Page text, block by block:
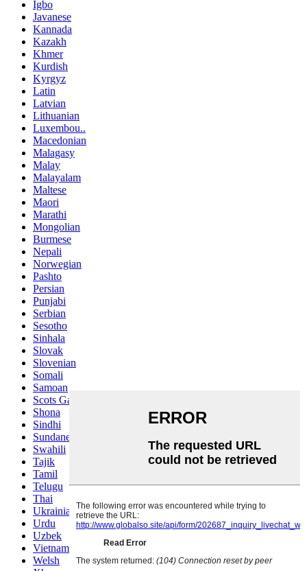
Igbo
Javanese
Kannada
Kazakh
Khmer
Kurdish
Kyrgyz
Latin
Latvian
Lithuanian
Luxembou..
Macedonian
Malagasy
Malay
Malayalam
Maltese
Maori
Marathi
Mongolian
Burmese
Nepali
Norwegian
Pashto
Persian
Punjabi
Serbian
Sesotho
Sinhala
Slovak
Slovenian
Somali
Samoan
Scots Gaelic
Shona
Sindhi
Sundanese
Swahili
Tajik
Tamil
Telugu
Thai
Ukrainian
Urdu
Uzbek
Vietnamese
Welsh